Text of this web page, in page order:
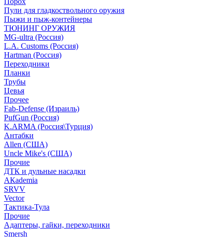
Пули для гладкоствольного оружия
Пыжи и пыж-контейнеры
ТЮНИНГ ОРУЖИЯ
MG-ultra (Россия)
L.A. Customs (Россия)
Hartman (Россия)
Переходники
Планки
Трубы
Цевья
Прочее
Fab-Defense (Израиль)
PufGun (Россия)
K.ARMA (Россия\Турция)
Антабки
Allen (США)
Uncle Mike's (США)
Прочие
ДТК и дульные насадки
АКademia
SRVV
Vector
Тактика-Тула
Прочие
Адаптеры, гайки, переходники
Smersh